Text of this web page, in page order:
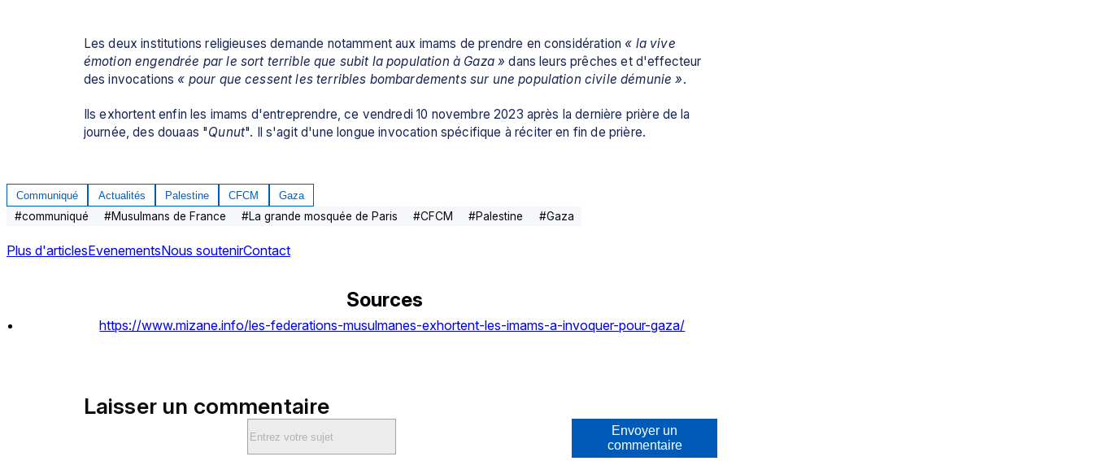
Les deux institutions religieuses demande notamment aux imams de prendre en considération « la vive
émotion engendrée par le sort terrible que subit la population à Gaza » dans leurs prêches et d'effecteur
des invocations « pour que cessent les terribles bombardements sur une population civile démunie ».
Ils exhortent enfin les imams d'entreprendre, ce vendredi 10 novembre 2023 après la dernière prière de la
journée, des douaas "Qunut". Il s'agit d'une longue invocation spécifique à réciter en fin de prière.
Communiqué Actualités Palestine CFCM Gaza
#communiqué #Musulmans de France #La grande mosquée de Paris #CFCM #Palestine #Gaza
Plus d'articlesEvenementsNous soutenirContact
Sources
https://www.mizane.info/les-federations-musulmanes-exhortent-les-imams-a-invoquer-pour-gaza/
Laisser un commentaire
Envoyer un
commentaire